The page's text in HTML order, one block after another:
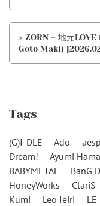
> ZORN – 地元
Goto Maki)
Tags
(G)I-DLE Ado
Dream!
Ayumi
BABYMETAL
BanG
HoneyWorks
ClariS
Kumi
Leo Ieiri LE